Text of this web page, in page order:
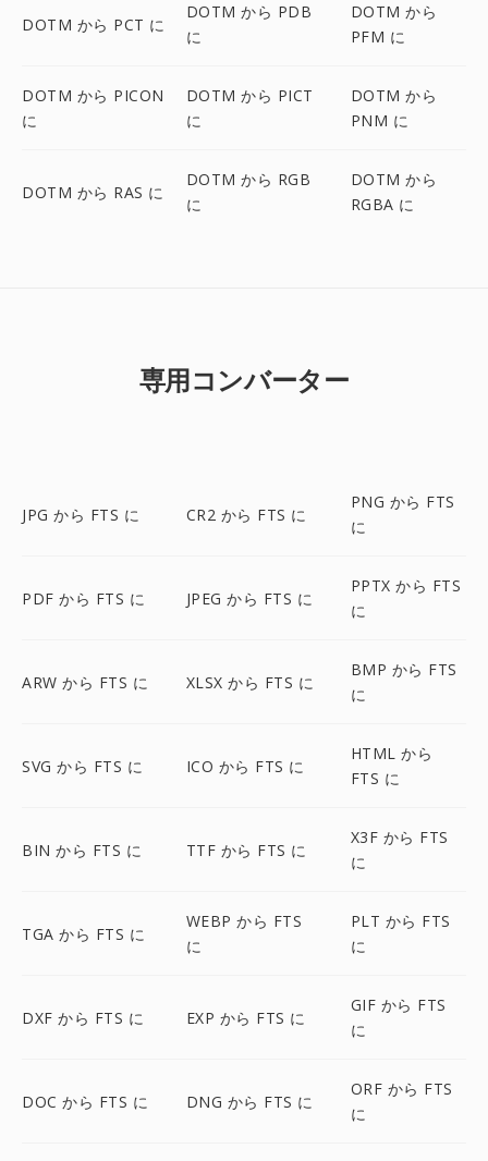
DOTM から PCT に
DOTM から PDB
に
DOTM から
PFM に
DOTM から PICON
に
DOTM から PICT
に
DOTM から
PNM に
DOTM から RAS に
DOTM から RGB
に
DOTM から
RGBA に
専用コンバーター
JPG から FTS に CR2 から FTS に
PNG から FTS
に
PDF から FTS に JPEG から FTS に
PPTX から FTS
に
ARW から FTS に XLSX から FTS に
BMP から FTS
に
SVG から FTS に ICO から FTS に
HTML から
FTS に
BIN から FTS に TTF から FTS に
X3F から FTS
に
TGA から FTS に
WEBP から FTS
に
PLT から FTS
に
DXF から FTS に EXP から FTS に
GIF から FTS
に
DOC から FTS に DNG から FTS に
ORF から FTS
に